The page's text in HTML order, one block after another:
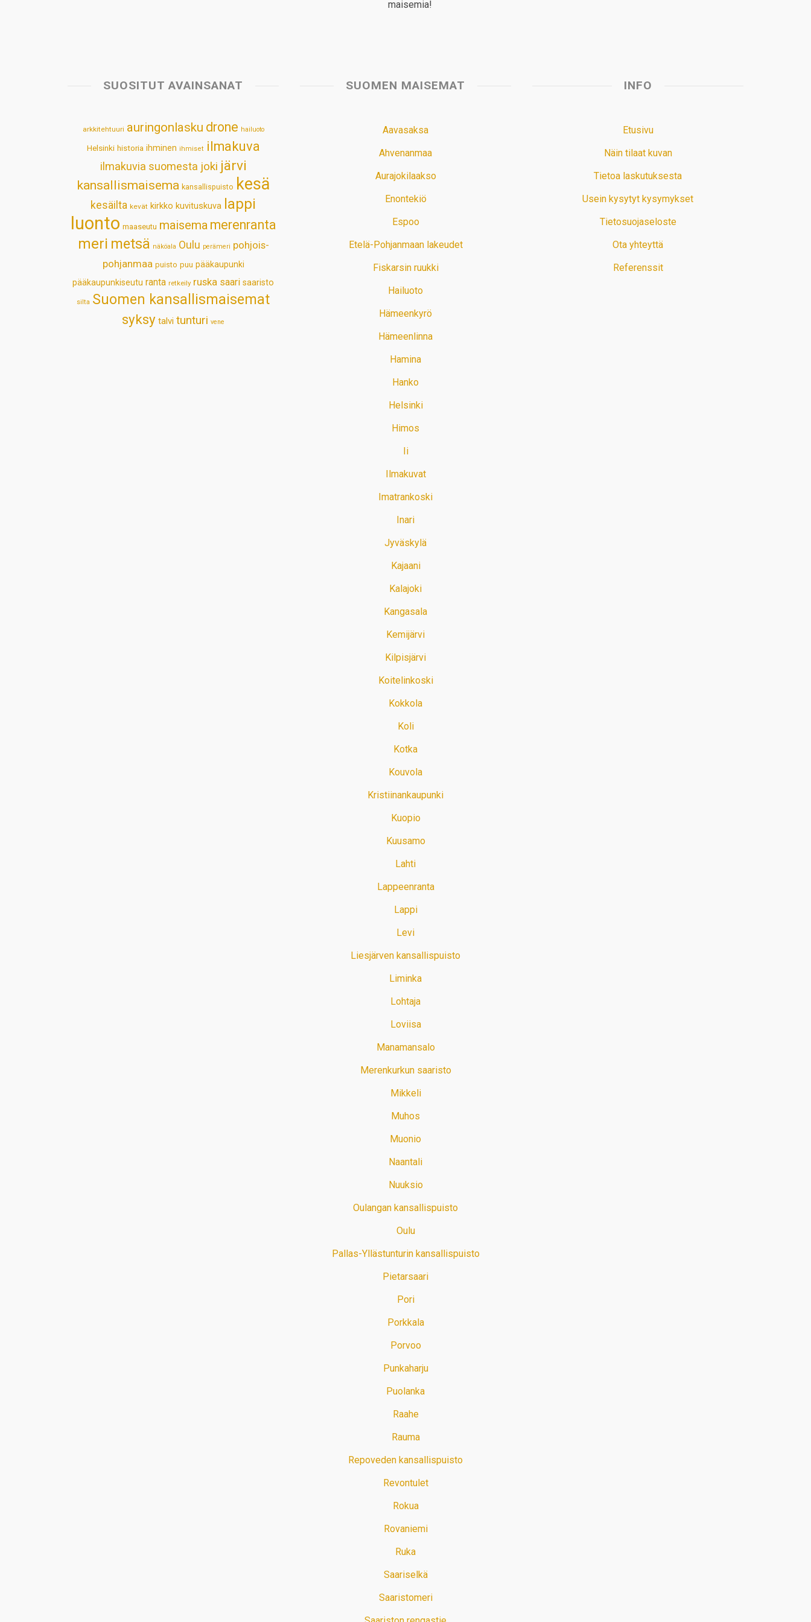
maisemia!
SUOSITUT AVAINSANAT
arkkitehtuuri auringonlasku drone hailuoto
Helsinki historia ihminen ihmiset ilmakuva
ilmakuvia suomesta joki järvi
kansallismaisema kansallispuisto kesä
kesäilta kevät kirkko kuvituskuva lappi
luonto maaseutu maisema merenranta
meri metsä näköala Oulu perämeri pohjois-
pohjanmaa puisto puu pääkaupunki
pääkaupunkiseutu ranta retkeily ruska saari saaristo
silta Suomen kansallismaisemat
syksy talvi tunturi vene
SUOMEN MAISEMAT
Aavasaksa
Ahvenanmaa
Aurajokilaakso
Enontekiö
Espoo
Etelä-Pohjanmaan lakeudet
Fiskarsin ruukki
Hailuoto
Hämeenkyrö
Hämeenlinna
Hamina
Hanko
Helsinki
Himos
Ii
Ilmakuvat
Imatrankoski
Inari
Jyväskylä
Kajaani
Kalajoki
Kangasala
Kemijärvi
Kilpisjärvi
Koitelinkoski
Kokkola
Koli
Kotka
Kouvola
Kristiinankaupunki
Kuopio
Kuusamo
Lahti
Lappeenranta
Lappi
Levi
Liesjärven kansallispuisto
Liminka
Lohtaja
Loviisa
Manamansalo
Merenkurkun saaristo
Mikkeli
Muhos
Muonio
Naantali
Nuuksio
Oulangan kansallispuisto
Oulu
Pallas-Yllästunturin kansallispuisto
Pietarsaari
Pori
Porkkala
Porvoo
Punkaharju
Puolanka
Raahe
Rauma
Repoveden kansallispuisto
Revontulet
Rokua
Rovaniemi
Ruka
Saariselkä
Saaristomeri
INFO
Etusivu
Näin tilaat kuvan
Tietoa laskutuksesta
Usein kysytyt kysymykset
Tietosuojaseloste
Ota yhteyttä
Referenssit